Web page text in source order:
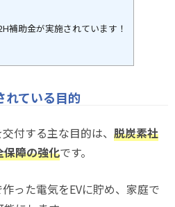
補助金が実施されています！
れている目的
付する主な目的は、 脱炭素社
保障の強化です。
った電気をEVに貯め、家庭で